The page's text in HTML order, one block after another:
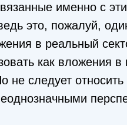
именно с
это, пожалуй,
в реальный
как вложения
следует относить